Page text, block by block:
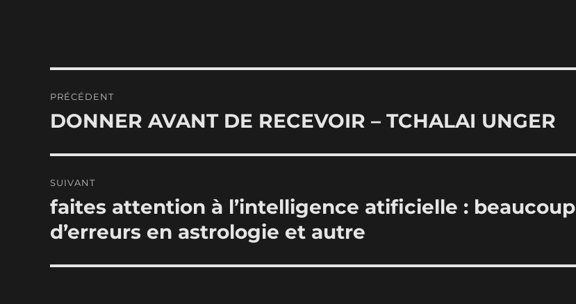
de
PRÉCÉDENT
Publication
DONNER AVANT DE RECEVOIR – TCHALAI UNGER
SUIVANT
Publication
suivante :
faites attention à l’intelligence atificielle : beaucoup
d’erreurs en astrologie et autre